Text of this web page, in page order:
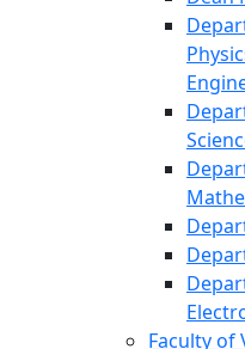
Faculty of